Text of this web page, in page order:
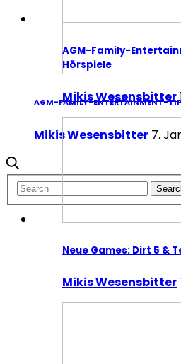
AGM-FAMILY-ENTERTAINMENT-
Mikis Wesensbitter 7.
AGM-Family-
Hörspiele
Mikis Wesensbitter
Neue Games: Dirt 5 &
Mikis Wesensbitter